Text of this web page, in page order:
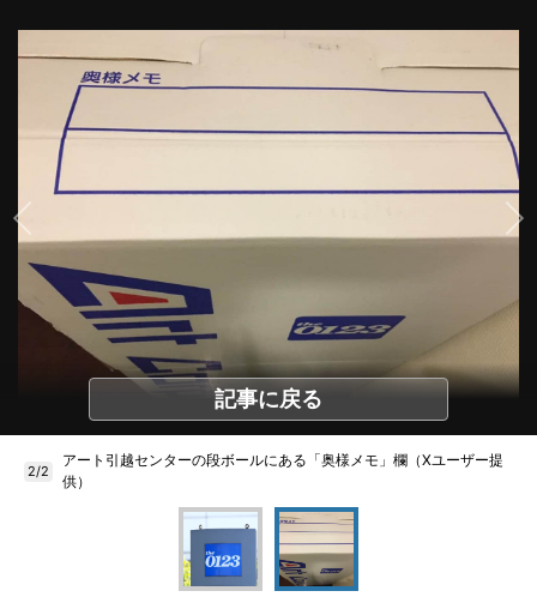
記事に戻る
2/2
アート引越センターの段ボールにある「奥様メモ」欄（Xユーザー提
供）